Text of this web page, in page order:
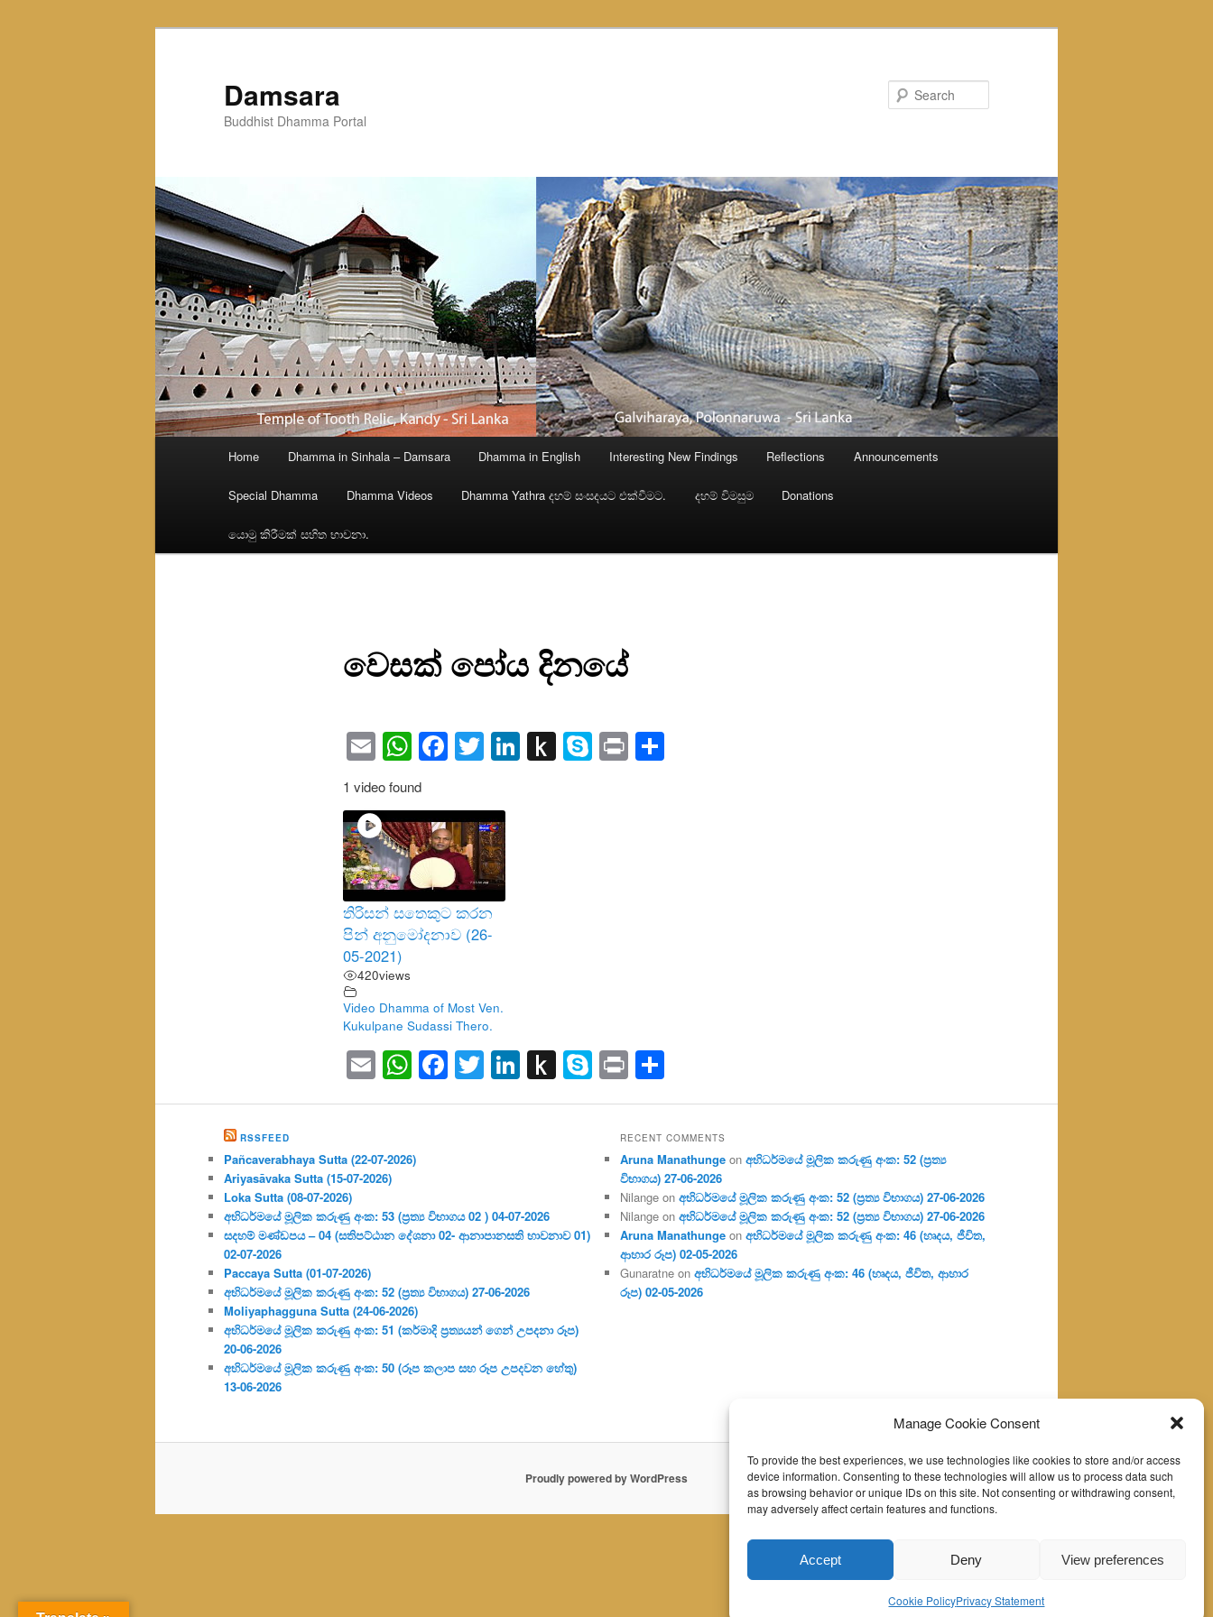
Manage Cookie Consent
To provide the best experiences, we use technologies like cookies to store and/or access
device information. Consenting to these technologies will allow us to process data such
as browsing behavior or unique IDs on this site. Not consenting or withdrawing consent,
may adversely affect certain features and functions.
Accept Deny View preferences
Cookie PolicyPrivacy Statement
Damsara
Buddhist Dhamma Portal
Home Dhamma in Sinhala – Damsara Dhamma in English Interesting New Findings Reflections Announcements
Special Dhamma Dhamma Videos Dhamma Yathra දහම් සංසදයට එක්වීමට. දහම් විමසුම Donations
යොමු කිරීමක් සහිත භාවනා.
වෙසක් පෝය දිනයේ
EmailWhatsApp
Facebook
Twitter
LinkedIn
PushSkype
PrintShare
1 video found
තිරිසන් සතෙකුට කරන
පින් අනුමෝදනාව (26-
05-2021)
420views
Video Dhamma of Most Ven.
Kukulpane Sudassi Thero.
EmailWhatsApp
Facebook
Twitter
LinkedIn
Push
to
Kindle
Skype
PrintShare
RSSFEED
Pañcaverabhaya Sutta (22-07-2026)
Ariyasāvaka Sutta (15-07-2026)
Loka Sutta (08-07-2026)
අභිධර්මයේ මූලික කරුණු අංක: 53 (ප්‍ර‍ත්‍ය විභාගය 02 ) 04-07-2026
සදහම් මණ්ඩපය – 04 (සතිපට්ඨාන දේශනා 02- ආනාපානසති භාවනාව 01)
02-07-2026
Paccaya Sutta (01-07-2026)
අභිධර්මයේ මූලික කරුණු අංක: 52 (ප්‍ර‍ත්‍ය විභාගය) 27-06-2026
Moliyaphagguna Sutta (24-06-2026)
අභිධර්මයේ මූලික කරුණු අංක: 51 (කර්මාදි ප්‍ර‍ත්‍යයන් ගෙන් උපදනා රූප)
20-06-2026
අභිධර්මයේ මූලික කරුණු අංක: 50 (රූප කලාප සහ රූප උපදවන හේතු)
13-06-2026
RECENT COMMENTS
Aruna Manathunge onඅභිධර්මයේ මූලික කරුණු අංක: 52 (ප්‍ර‍ත්‍ය
විභාගය) 27-06-2026
Nilange onඅභිධර්මයේ මූලික කරුණු අංක: 52 (ප්‍ර‍ත්‍ය විභාගය) 27-06-2026
Nilange onඅභිධර්මයේ මූලික කරුණු අංක: 52 (ප්‍ර‍ත්‍ය විභාගය) 27-06-2026
Aruna Manathunge onඅභිධර්මයේ මූලික කරුණු අංක: 46 (හෘදය, ජීවිත,
ආහාර රූප) 02-05-2026
Gunaratne onඅභිධර්මයේ මූලික කරුණු අංක: 46 (හෘදය, ජීවිත, ආහාර
රූප) 02-05-2026
Proudly powered by WordPress